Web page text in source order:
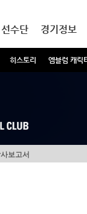
히스토리 엠블럼 캐릭
선수단 경기정보
보고서